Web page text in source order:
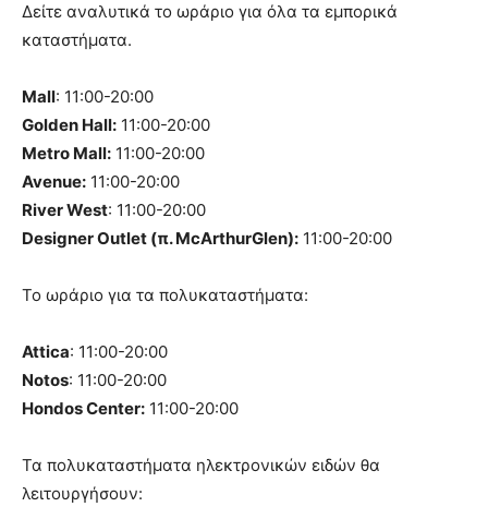
Δείτε αναλυτικά το ωράριο για όλα τα εμπορικά
καταστήματα.
Mall: 11:00-20:00
Golden Hall: 11:00-20:00
Metro Mall: 11:00-20:00
Avenue: 11:00-20:00
River West: 11:00-20:00
Designer Outlet (π. McArthurGlen): 11:00-20:00
Το ωράριο για τα πολυκαταστήματα:
Attica: 11:00-20:00
Notos: 11:00-20:00
Hondos Center: 11:00-20:00
Τα πολυκαταστήματα ηλεκτρονικών ειδών θα
λειτουργήσουν: